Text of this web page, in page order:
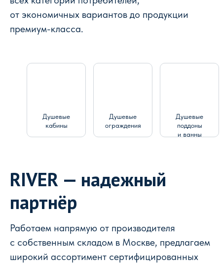
от экономичных вариантов до продукции
премиум-класса.
Душевые
кабины
Душевые
ограждения
Душевые
поддоны
и ванны
RIVER — надежный
партнёр
Работаем напрямую от производителя
с собственным складом в Москве, предлагаем
широкий ассортимент сертифицированных